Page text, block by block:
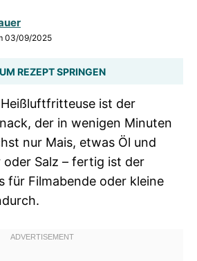
03/09/2025
REZEPT SPRINGEN
ist der
der in wenigen Minuten
nur Mais, etwas Öl und
oder Salz – fertig ist der
für Filmabende oder kleine